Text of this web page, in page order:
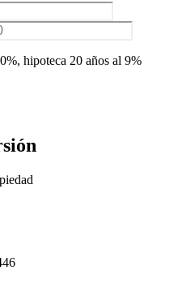
, hipoteca 20 años al 9%